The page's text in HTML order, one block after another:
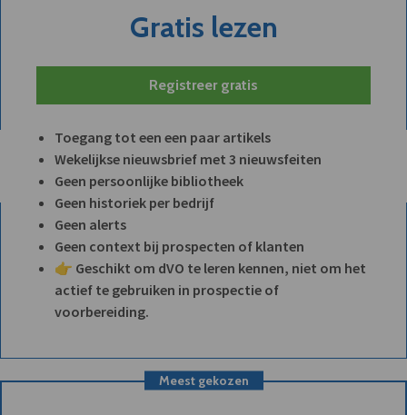
Gratis lezen
Registreer gratis
Toegang tot een een paar artikels
Wekelijkse nieuwsbrief met 3 nieuwsfeiten
Geen persoonlijke bibliotheek
Geen historiek per bedrijf
Geen alerts
Geen context bij prospecten of klanten
👉 Geschikt om dVO te leren kennen, niet om het
actief te gebruiken in prospectie of
voorbereiding.
Meest gekozen